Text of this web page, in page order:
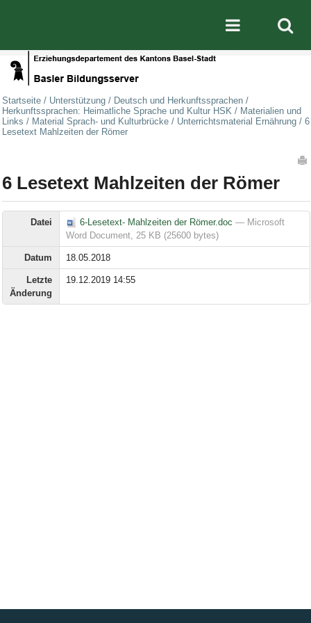
Mobile
Startseite / Unterstützung / Deutsch und Herkunftssprachen /
Herkunftssprachen: Heimatliche Sprache und Kultur HSK / Materialien und
Links / Material Sprach- und Kulturbrücke / Unterrichtsmaterial Ernährung / 6
Lesetext Mahlzeiten der Römer
6 Lesetext Mahlzeiten der Römer
Datei 6-Lesetext- Mahlzeiten der Römer.doc— Microsoft
Word Document, 25 KB (25600 bytes)
Datum 18.05.2018
Letzte
Änderung
19.12.2019 14:55